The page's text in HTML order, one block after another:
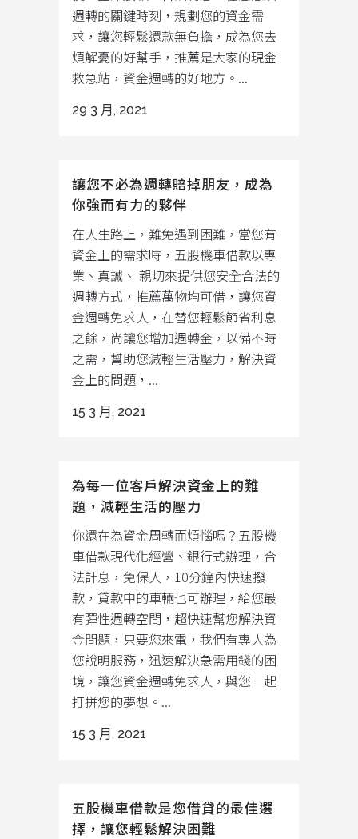
週轉的關鍵時刻，規劃您的資金需
求，讓您輕鬆還款無負擔，成為您去
煩解憂的好幫手，推薦是大家的現金
救急站，資金週轉的好地方。...
29 3 月, 2021
讓您不必為週轉賠掉朋友，成為
你強而有力的夥伴
在人生路上，難免遇到困難，當您有
資金上的需求時，五股機車借款以專
業、真誠、 親切來提供您安全合法的
週轉方式，推薦萬物均可借，讓您資
金週轉免求人，在替您輕鬆節省利息
之餘，尚讓您增加週轉金，以備不時
之需，幫助您減輕生活壓力，解決資
金上的問題，...
15 3 月, 2021
為每一位客戶解決資金上的難
題，減輕生活的壓力
你還在為資金周轉而煩惱嗎？五股機
車借款現代化經營、銀行式辦理，合
法計息，免保人，10分鐘內快速撥
款，貸款中的車輛也可辦理，給您最
有彈性週轉空間，超快速幫您解決資
金問題，只要您來電，我們有專人為
您說明服務，迅速解決急需用錢的困
境，讓您資金週轉免求人，與您一起
打拼您的夢想。...
15 3 月, 2021
五股機車借款是您借貸的最佳選
擇，讓您輕鬆解決困難